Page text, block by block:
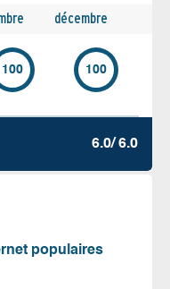
décembre
100 100
6.0/ 6.0
populaires